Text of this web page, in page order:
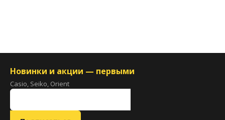
Новинки и акции — первыми
Casio, Seiko, Orient